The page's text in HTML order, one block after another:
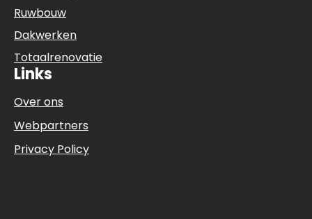
Ruwbouw
Dakwerken
Totaalrenovatie
Links
Over ons
Webpartners
Privacy Policy